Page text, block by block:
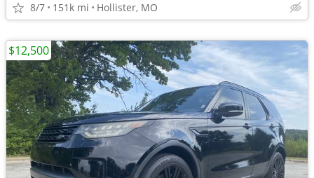
8/7 151k mi Hollister, MO
$12,500